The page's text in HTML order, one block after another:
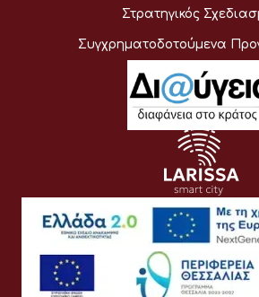
Στρατηγικός
Συγχρηματοδοτούμενα